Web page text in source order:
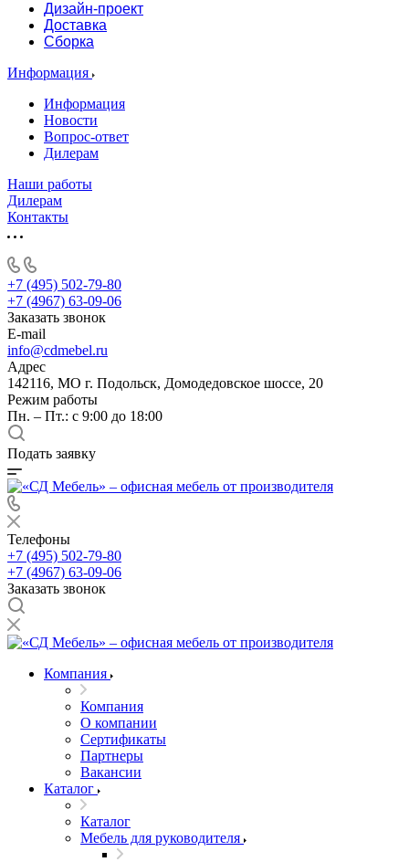
Дизайн-проект
Доставка
Сборка
Информация
Информация
Новости
Вопрос-ответ
Дилерам
Наши работы
Дилерам
Контакты
+7 (495) 502-79-80
+7 (4967) 63-09-06
Заказать звонок
E-mail
info@cdmebel.ru
Адрес
142116, МО г. Подольск, Домодедовское шоссе, 20
Режим работы
Пн. – Пт.: с 9:00 до 18:00
Подать заявку
Телефоны
+7 (495) 502-79-80
+7 (4967) 63-09-06
Заказать звонок
Компания
Компания
О компании
Сертификаты
Партнеры
Вакансии
Каталог
Каталог
Мебель для руководителя